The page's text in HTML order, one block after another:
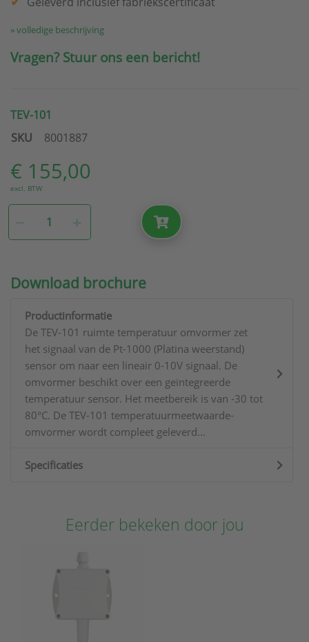
» volledige beschrijving
Vragen? Stuur ons een bericht!
TEV-101
SKU
8001887
€ 155,00
excl. BTW
Download brochure
Productinformatie
De TEV-101 ruimte temperatuur omvormer zet
het signaal van de Pt-1000 (Platina weerstand)
sensor om naar een lineair 0-10V signaal. De
omvormer beschikt over een geïntegreerde
temperatuur sensor. Het meetbereik is van -30 tot
80°C. De TEV-101 temperatuurmeetwaarde-
omvormer wordt compleet geleverd...
Specificaties
Eerder bekeken door jou